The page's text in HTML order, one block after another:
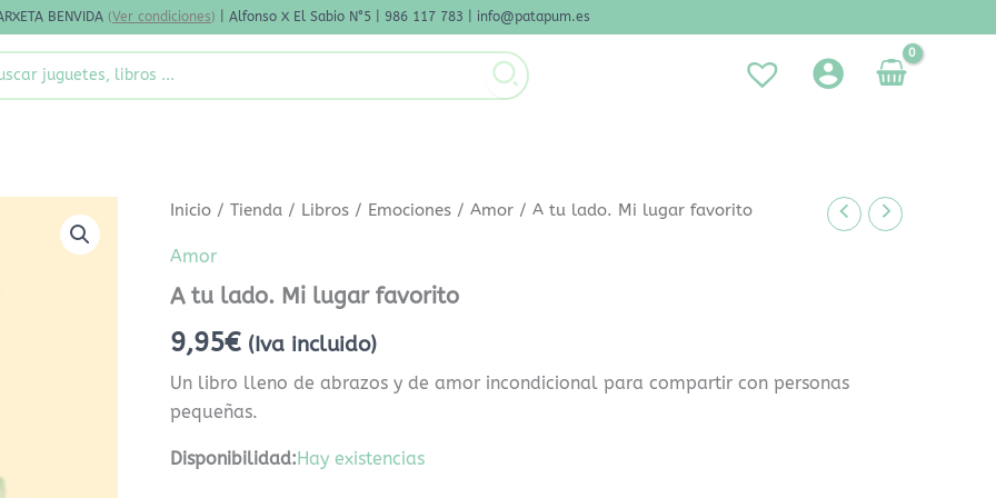
BENVIDA (Ver condiciones) | Alfonso X El Sabio N°5 | 986 117 783 | info@patapum.es
Inicio /Tienda / Libros / Emociones /Amor / A tu lado. Mi lugar favorito
Amor
A tu lado. Mi lugar favorito
9,95€ (Iva incluido)
Un libro lleno de abrazos y de amor incondicional para compartir con personas
pequeñas.
Disponibilidad: Hay existencias
A
lado.
lugar
cantidad